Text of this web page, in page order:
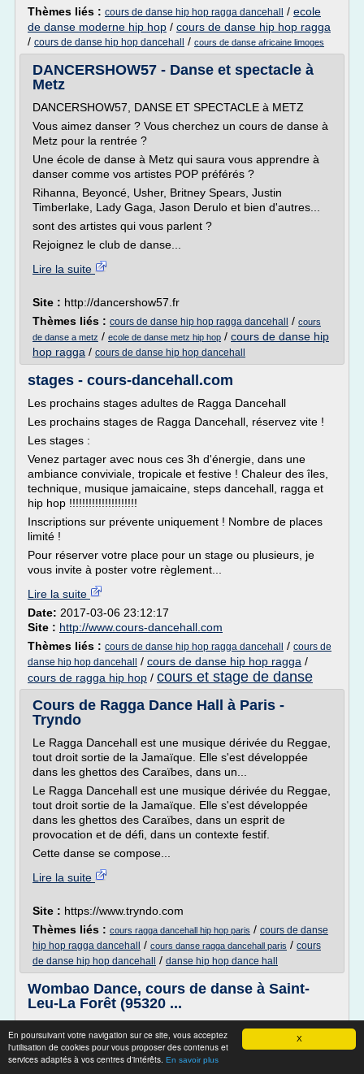
X
En poursuivant votre navigation sur ce site, vous acceptez
l'utilisation de cookies pour vous proposer des contenus et
services adaptés à vos centres d'intérêts. En savoir plus
Thèmes liés : cours de danse hip hop ragga dancehall / ecole
de danse moderne hip hop / cours de danse hip hop ragga
/ cours de danse hip hop dancehall / cours de danse africaine limoges
DANCERSHOW57 - Danse et spectacle à
Metz
DANCERSHOW57, DANSE ET SPECTACLE à METZ
Vous aimez danser ? Vous cherchez un cours de danse à
Metz pour la rentrée ?
Une école de danse à Metz qui saura vous apprendre à
danser comme vos artistes POP préférés ?
Rihanna, Beyoncé, Usher, Britney Spears, Justin
Timberlake, Lady Gaga, Jason Derulo et bien d'autres...
sont des artistes qui vous parlent ?
Rejoignez le club de danse...
Lire la suite
Site : http://dancershow57.fr
Thèmes liés : cours de danse hip hop ragga dancehall / cours
de danse a metz / ecole de danse metz hip hop / cours de danse hip
hop ragga / cours de danse hip hop dancehall
stages - cours-dancehall.com
Les prochains stages adultes de Ragga Dancehall
Les prochains stages de Ragga Dancehall, réservez vite !
Les stages :
Venez partager avec nous ces 3h d'énergie, dans une
ambiance conviviale, tropicale et festive ! Chaleur des îles,
technique, musique jamaicaine, steps dancehall, ragga et
hip hop !!!!!!!!!!!!!!!!!!!!!
Inscriptions sur prévente uniquement ! Nombre de places
limité !
Pour réserver votre place pour un stage ou plusieurs, je
vous invite à poster votre règlement...
Lire la suite
Date: 2017-03-06 23:12:17
Site : http://www.cours-dancehall.com
Thèmes liés : cours de danse hip hop ragga dancehall / cours de
danse hip hop dancehall
/ cours de danse hip hop ragga /
cours de ragga hip hop / cours et stage de danse
Cours de Ragga Dance Hall à Paris -
Tryndo
Le Ragga Dancehall est une musique dérivée du Reggae,
tout droit sortie de la Jamaïque. Elle s'est développée
dans les ghettos des Caraïbes, dans un...
Le Ragga Dancehall est une musique dérivée du Reggae,
tout droit sortie de la Jamaïque. Elle s'est développée
dans les ghettos des Caraïbes, dans un esprit de
provocation et de défi, dans un contexte festif.
Cette danse se compose...
Lire la suite
Site : https://www.tryndo.com
Thèmes liés : cours ragga dancehall hip hop paris / cours de danse
hip hop ragga dancehall
/ cours danse ragga dancehall paris / cours
de danse hip hop dancehall
/ danse hip hop dance hall
Wombao Dance, cours de danse à Saint-
Leu-La Forêt (95320 ...
Salsa cubaine, Salsa portoricaine, Bachata authentique,
Kizomba, Latin Dance, Samba Bresilienne, Semba, Zumba,